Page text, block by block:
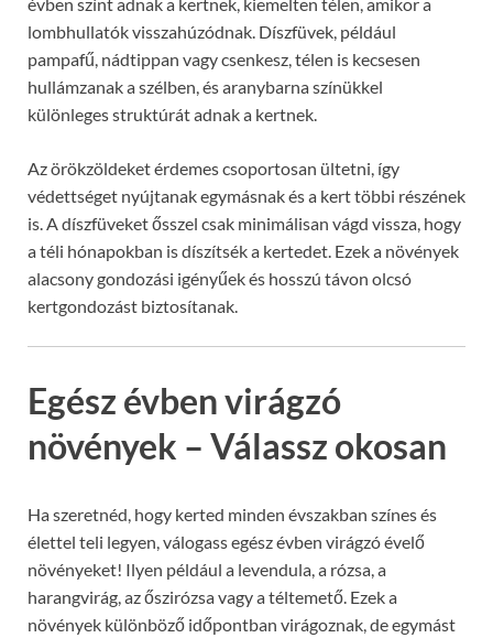
lombhullatók visszahúzódnak. Díszfüvek, például
pampafű, nádtippan vagy csenkesz, télen is kecsesen
hullámzanak a szélben, és aranybarna színükkel
különleges struktúrát adnak a kertnek.
Az örökzöldeket érdemes csoportosan ültetni, így
védettséget nyújtanak egymásnak és a kert többi részének
is. A díszfüveket ősszel csak minimálisan vágd vissza, hogy
a téli hónapokban is díszítsék a kertedet. Ezek a növények
alacsony gondozási igényűek és hosszú távon olcsó
kertgondozást biztosítanak.
Egész évben virágzó
növények – Válassz okosan
Ha szeretnéd, hogy kerted minden évszakban színes és
élettel teli legyen, válogass egész évben virágzó évelő
növényeket! Ilyen például a levendula, a rózsa, a
harangvirág, az őszirózsa vagy a téltemető. Ezek a
növények különböző időpontban virágoznak, de egymást